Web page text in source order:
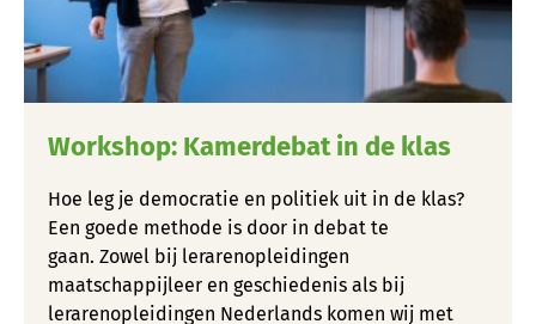
Workshop: Kamerdebat in de klas
Hoe leg je democratie en politiek uit in de klas?
Een goede methode is door in debat te
gaan. Zowel bij lerarenopleidingen
maatschappijleer en geschiedenis als bij
lerarenopleidingen Nederlands komen wij met